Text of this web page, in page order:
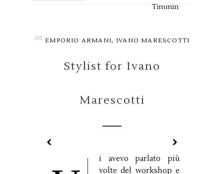
Tinunin
in EMPORIO ARMANI, IVANO MARESCOTTI
Stylist for Ivano
Marescotti
i avevo parlato più
volte del workshop e